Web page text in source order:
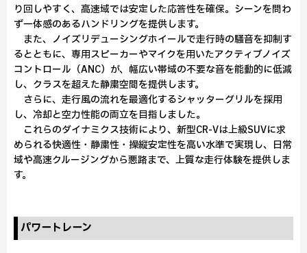
り回しやすく、高速域では安定した応答性を確保。シーンを問わ
ず一体感のあるハンドリングを提供します。
また、ノイズリデューシングホイールで走行時の騒音を抑制す
るとともに、専用スピーカーやマイクを用いたアクティブノイズ
コントロール（ANC）が、幅広い帯域の不要な音を能動的に低減
し、クラスを超えた静粛空間を提供します。
さらに、走行風の流れを最適化するシャッターグリルを採用
し、冷却と空力性能の両立を目指しました。
これらのダイナミクス技術により、新型CR‑Vは上級SUVに求
められる快適性・静粛性・操縦安定性を高い水準で実現し、日常
域や高速クルージングから悪路まで、上質な走行体験を提供しま
す。
パワートレーン